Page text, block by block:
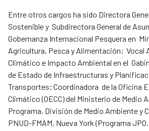
Entre otros cargos ha sido Directora
Sostenible y Subdirectora General de
Gobernanza Internacional Pesquera en
Agricultura, Pesca y Alimentación; Vocal
Climático e Impacto Ambiental en el
de Estado de Infraestructuras y
Transportes; Coordinadora de la Oficina
Climático (OECC) del Ministerio de Medio
Programa, División de Medio Ambiente y
PNUD-FMAM, Nueva York (Programa